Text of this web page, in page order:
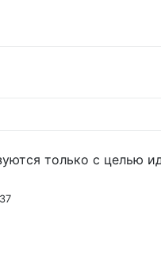
только с целью